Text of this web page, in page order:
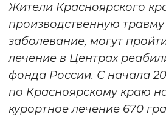
Цвет
Синий
Включены
Жители Красноярского
производственную
заболевание, могут
лечение в Центрах
фонда России. С начала
по Красноярскому краю
курортное лечение 670